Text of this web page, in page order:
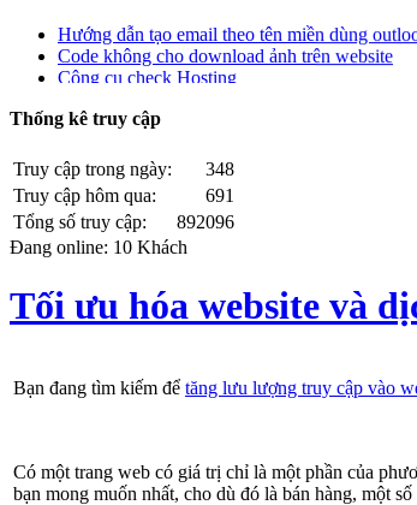
Hướng dẫn tạo email theo tên miền dùng
Code không cho download ảnh trên website
Công cụ check Hosting
Có nên thiết kế website giá rẻ
Jquery popup div - Jquery popup div on hover
lenh half life - Lệnh half life
Tạo SubDomain
Làm sắc nét ảnh bằng photoshop
Tạo chữ bóng trong photoshop
max-width width table in chrome
Check IP Public ở mạng bạn đang sử dụng
![CDATA[
Download ngôn ngữ Tiếng Việt cho Joomla
Thống kê truy cập
Truy cập trong ngày:
348
Truy cập hôm qua:
691
Tổng số truy cập:
892096
Đang online: 10 Khách
Tối ưu hóa website và
Bạn đang tìm kiếm để tăng lưu lượng truy cập vào
Có một trang web có giá trị chỉ là một phần của
bạn mong muốn nhất, cho dù đó là bán hàng, một